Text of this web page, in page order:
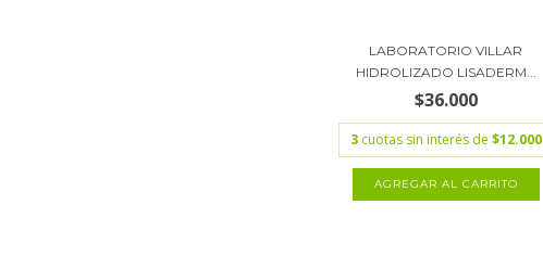
LABORATORIO VILLAR
HIDROLIZADO LISADERM...
$36.000
3 cuotas sin interés de $12.000